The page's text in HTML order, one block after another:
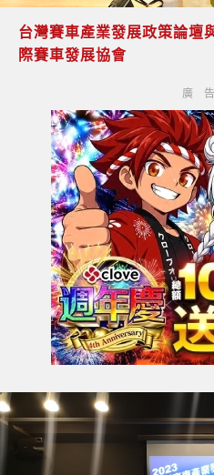
台灣賽車產業發展政策論壇
際賽車發展協會